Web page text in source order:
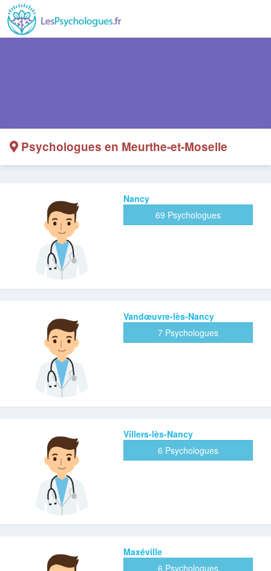
Psychologues en Meurthe-et-Moselle
Nancy
69 Psychologues
Vandœuvre-lès-Nancy
7 Psychologues
Villers-lès-Nancy
6 Psychologues
Maxéville
6 Psychologues